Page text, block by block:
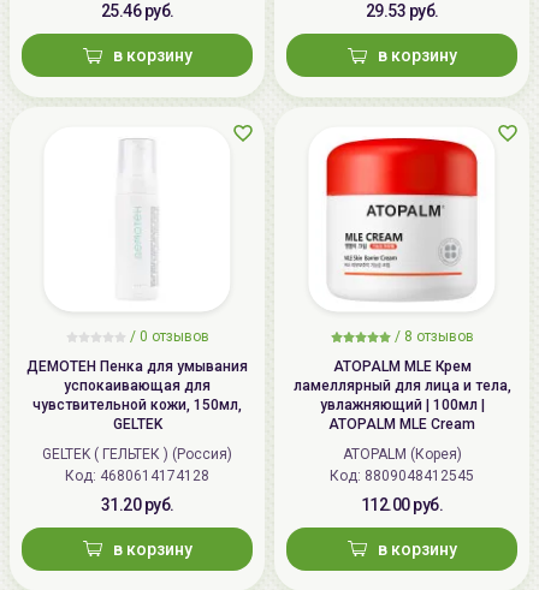
25.46 руб.
в корзину
29.53 руб.
в корзину
/ 0 отзывов
ДЕМОТЕН Пенка для умывания
успокаивающая для
чувствительной кожи, 150мл,
GELTEK
GELTEK ( ГЕЛЬТЕК ) (Россия)
Код: 4680614174128
31.20 руб.
в корзину
/ 8 отзывов
ATOPALM MLE Крем
ламеллярный для лица и тела,
увлажняющий | 100мл |
ATOPALM MLE Cream
ATOPALM (Корея)
Код: 8809048412545
112.00 руб.
в корзину